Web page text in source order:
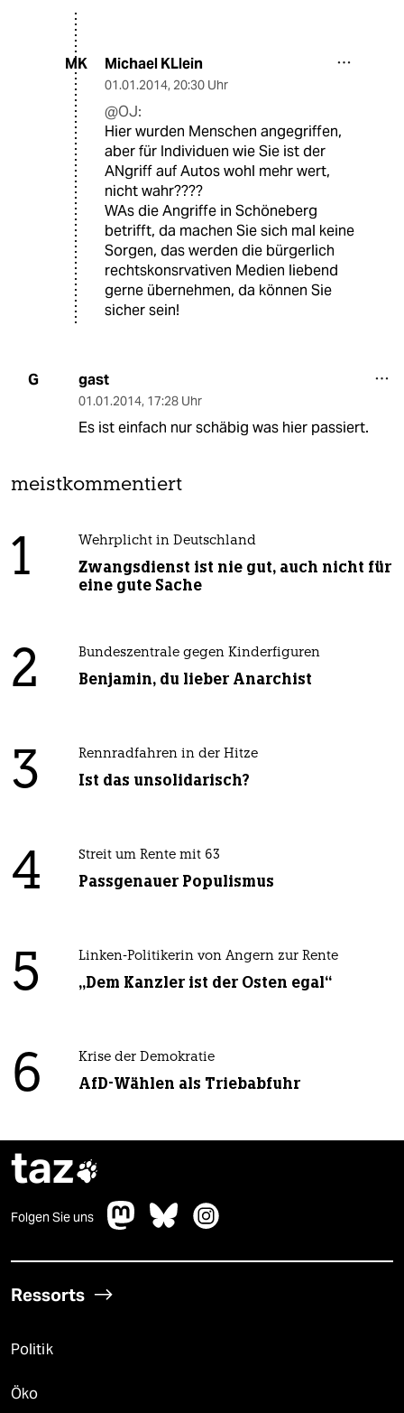
MK Michael KLlein
01.01.2014, 20:30 Uhr
@OJ:
Hier wurden Menschen angegriffen,
aber für Individuen wie Sie ist der
ANgriff auf Autos wohl mehr wert,
nicht wahr????
WAs die Angriffe in Schöneberg
betrifft, da machen Sie sich mal keine
Sorgen, das werden die bürgerlich
rechtskonsrvativen Medien liebend
gerne übernehmen, da können Sie
sicher sein!
G gast
01.01.2014, 17:28 Uhr
Es ist einfach nur schäbig was hier passiert.
meistkommentiert
1 Wehrplicht in Deutschland
Zwangsdienst ist nie gut, auch nicht für
eine gute Sache
2 Bundeszentrale gegen Kinderfiguren
Benjamin, du lieber Anarchist
3 Rennradfahren in der Hitze
Ist das unsolidarisch?
4 Streit um Rente mit 63
Passgenauer Populismus
5 Linken-Politikerin von Angern zur Rente
„Dem Kanzler ist der Osten egal“
6 Krise der Demokratie
AfD-Wählen als Triebabfuhr
taz
Folgen Sie uns
Ressorts
Politik
Öko